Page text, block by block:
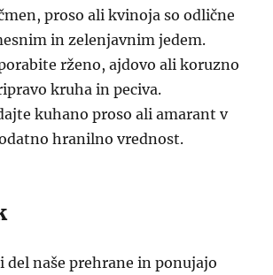
proso ali kvinoja so odlične
in zelenjavnim jedem.
rženo, ajdovo ali koruzno
kruha in peciva.
kuhano proso ali amarant v
hranilno vrednost.
del naše prehrane in ponujajo